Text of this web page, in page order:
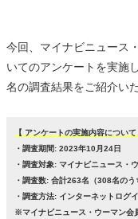
今回、マイナビニュース
いてのアンケートを実施
名の調査結果をご紹介い
【 アンケートの実施内容について
・調査期間: 2023年10月24日
・調査対象: マイナビニュース・
・調査数: 合計263名（308名のう
・調査方法: インターネットログ
※マイナビニュース・ウーマン会